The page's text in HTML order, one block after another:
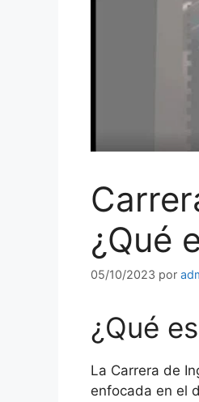
¿Qué
05/10/2023 por
¿Qué
La Carrera de
enfocada en el